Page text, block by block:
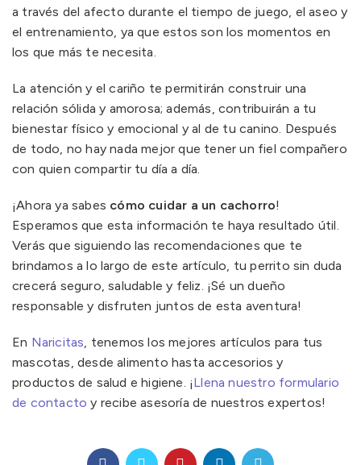
a través del afecto durante el tiempo de juego, el aseo y
el entrenamiento, ya que estos son los momentos en
los que más te necesita.
La atención y el cariño te permitirán construir una
relación sólida y amorosa; además, contribuirán a tu
bienestar físico y emocional y al de tu canino. Después
de todo, no hay nada mejor que tener un fiel compañero
con quien compartir tu día a día.
¡Ahora ya sabes cómo cuidar a un cachorro!
Esperamos que esta información te haya resultado útil.
Verás que siguiendo las recomendaciones que te
brindamos a lo largo de este artículo, tu perrito sin duda
crecerá seguro, saludable y feliz. ¡Sé un dueño
responsable y disfruten juntos de esta aventura!
En Naricitas , tenemos los mejores artículos para tus
mascotas, desde alimento hasta accesorios y
productos de salud e higiene. ¡Llena nuestro formulario
de contacto y recibe asesoría de nuestros expertos!